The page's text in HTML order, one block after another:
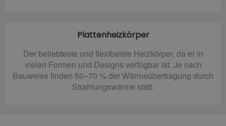
Plattenheizkörper
Der beliebteste und flexibelste Heizkörper, da er in
vielen Formen und Designs verfügbar ist. Je nach
Bauweise finden 50–70 % der Wärmeübertragung durch
Strahlungswärme statt.